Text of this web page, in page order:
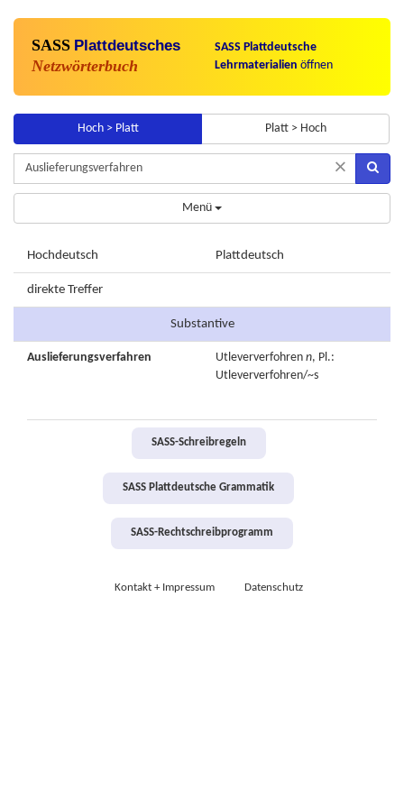
SASS Plattdeutsches
Netzwörterbuch
SASS Plattdeutsche
Lehrmaterialien öffnen
Hoch > Platt Platt > Hoch
×
Menü
Hochdeutsch Plattdeutsch
direkte Treffer
Substantive
Auslieferungsverfahren Utleververfohren n, Pl.:
Utleververfohren/~s
SASS-Schreibregeln
SASS Plattdeutsche Grammatik
SASS-Rechtschreibprogramm
Kontakt + Impressum Datenschutz